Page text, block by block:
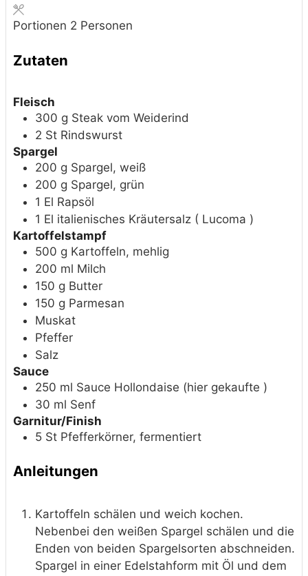
Portionen 2 Personen
Zutaten
Fleisch
300 g Steak vom Weiderind
2 St Rindswurst
Spargel
200 g Spargel, weiß
200 g Spargel, grün
1 El Rapsöl
1 El italienisches Kräutersalz ( Lucoma )
Kartoffelstampf
500 g Kartoffeln, mehlig
200 ml Milch
150 g Butter
150 g Parmesan
Muskat
Pfeffer
Salz
Sauce
250 ml Sauce Hollondaise (hier gekaufte )
30 ml Senf
Garnitur/Finish
5 St Pfefferkörner, fermentiert
Anleitungen
Kartoffeln schälen und weich kochen.
Nebenbei den weißen Spargel schälen und die
Enden von beiden Spargelsorten abschneiden.
Spargel in einer Edelstahform mit Öl und dem